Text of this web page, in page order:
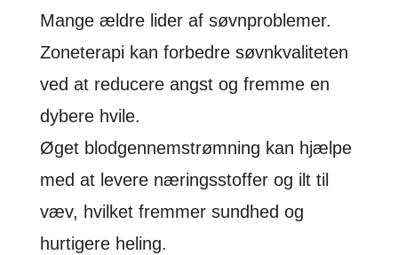
Mange ældre lider af søvnproblemer.
Zoneterapi kan forbedre søvnkvaliteten
ved at reducere angst og fremme en
dybere hvile.
Øget blodgennemstrømning kan hjælpe
med at levere næringsstoffer og ilt til
væv, hvilket fremmer sundhed og
hurtigere heling.